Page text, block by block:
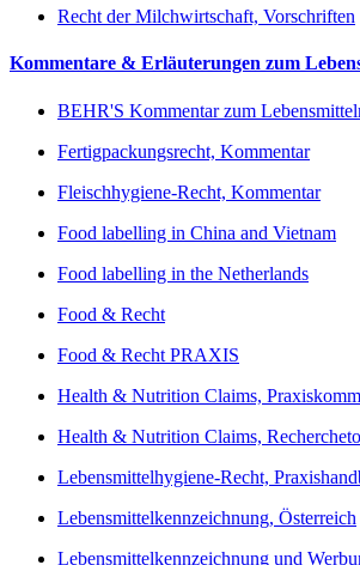
Recht der Milchwirtschaft, Vorschriften
Kommentare & Erläuterungen zum
BEHR'S Kommentar zum
Fertigpackungsrecht, Kommentar
Fleischhygiene-Recht, Kommentar
Food labelling in China and Vietnam
Food labelling in the Netherlands
Food & Recht
Food & Recht PRAXIS
Health & Nutrition Claims,
Health & Nutrition Claims,
Lebensmittelhygiene-Recht,
Lebensmittelkennzeichnung, Österreich
Lebensmittelkennzeichnung und